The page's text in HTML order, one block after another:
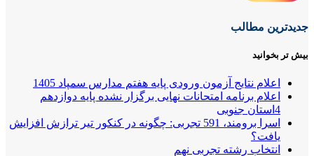
جدیدترین مطالب
بیش تر بخوانید
اعلام نتایج آزمون ورودی پایه هفتم مدارس سمپاد 1405
اعلام برنامه امتحانات نهایی برگزار نشده پایه دوازدهم
4استان جنوبی
اسرا برومند، 591 تجربی: چگونه در کنکور تیر ترازش افزایش
یافت؟
انتخاب رشته تجربی نهم